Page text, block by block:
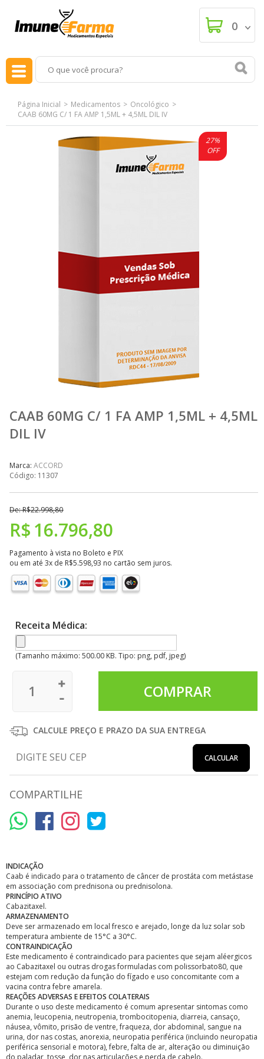
0
Página Inicial Medicamentos
Oncológico
CAAB 60MG C/ 1 FA AMP 1,5ML + 4,5ML DIL IV
27%
OFF
CAAB 60MG C/ 1 FA AMP 1,5ML + 4,5ML
DIL IV
Marca:ACCORD
Código: 11307
De:R$22.998,80
R$16.796,80
Pagamento à vista no Boleto e PIX
ou em até 3x de R$5.598,93 no cartão sem juros.
Receita Médica:
(Tamanho máximo: 500.00 KB. Tipo: png, pdf, jpeg)
CALCULE PREÇO E PRAZO DA SUA ENTREGA
CALCULAR
COMPARTILHE
INDICAÇÃO
Caab é indicado para o tratamento de câncer de prostáta com metástase
em associação com prednisona ou prednisolona.
PRINCÍPIO ATIVO
Cabazitaxel.
ARMAZENAMENTO
Deve ser armazenado em local fresco e arejado, longe da luz solar sob
temperatura ambiente de 15°C a 30°C.
CONTRAINDICAÇÃO
Este medicamento é contraindicado para pacientes que sejam aléergicos
ao Cabazitaxel ou outras drogas formuladas com polissorbato80, que
estejam com redução da função do fígado e uso concomitante com a
vacina contra febre amarela.
REAÇÕES ADVERSAS E EFEITOS COLATERAIS
Durante o uso deste medicamento é comum apresentar sintomas como
anemia, leucopenia, neutropenia, trombocitopenia, diarreia, cansaço,
náusea, vômito, prisão de ventre, fraqueza, dor abdominal, sangue na
urina, dor nas costas, anorexia, neuropatia periférica (incluindo neuropatia
periférica sensorial e motora), febre, falta de ar, alteração ou diminuição